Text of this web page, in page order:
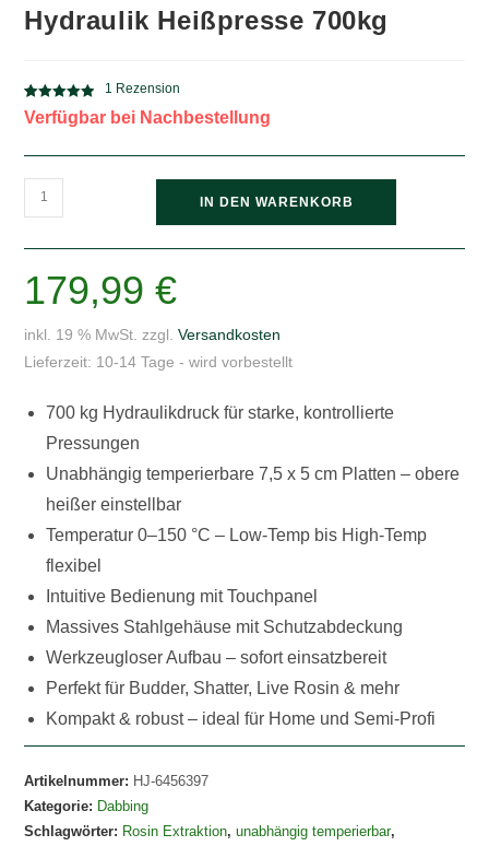
Hydraulik Heißpresse 700kg
Bewertet mit
von 5,
1
Kundenbewe
rtung
1 Rezension
Verfügbar bei Nachbestellung
GRAVEDA
Graspresso
Rosin
Heißpresse
700kg
Menge
IN DEN WARENKORB
179,99€
inkl. 19 % MwSt. zzgl.Versandkosten
Lieferzeit: 10-14 Tage - wird vorbestellt
700 kg Hydraulikdruck für starke, kontrollierte
Pressungen
Unabhängig temperierbare 7,5 x 5 cm Platten – obere
heißer einstellbar
Temperatur 0–150 °C – Low-Temp bis High-Temp
flexibel
Intuitive Bedienung mit Touchpanel
Massives Stahlgehäuse mit Schutzabdeckung
Werkzeugloser Aufbau – sofort einsatzbereit
Perfekt für Budder, Shatter, Live Rosin & mehr
Kompakt & robust – ideal für Home und Semi-Profi
Artikelnummer: HJ-6456397
Kategorie: Dabbing
Schlagwörter: Rosin Extraktion,unabhängig temperierbar,